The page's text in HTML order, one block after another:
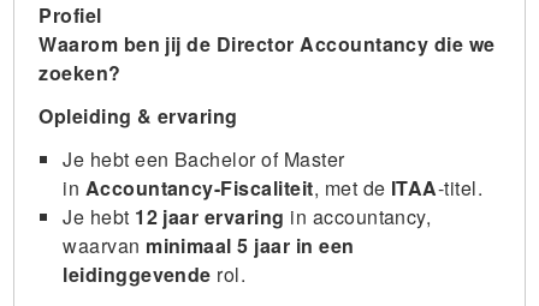
Profiel
Waarom ben jij de Director Accountancy die we
zoeken?
Opleiding & ervaring
Je hebt een Bachelor of Master
in Accountancy-Fiscaliteit, met de ITAA-titel.
Je hebt 12 jaar ervaring in accountancy,
waarvan minimaal 5 jaar in een
leidinggevende rol.